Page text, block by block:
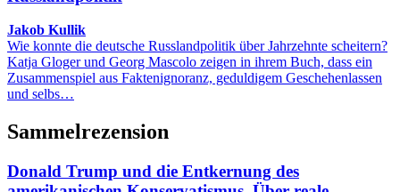
Jakob Kullik
Wie konnte die deutsche Russlandpolitik über Jahrzehnte scheitern?
Katja Gloger und Georg Mascolo zeigen in ihrem Buch, dass ein
Zusammenspiel aus Faktenignoranz, geduldigem Geschehenlassen
und selbs…
Sammelrezension
Donald Trump und die Entkernung des